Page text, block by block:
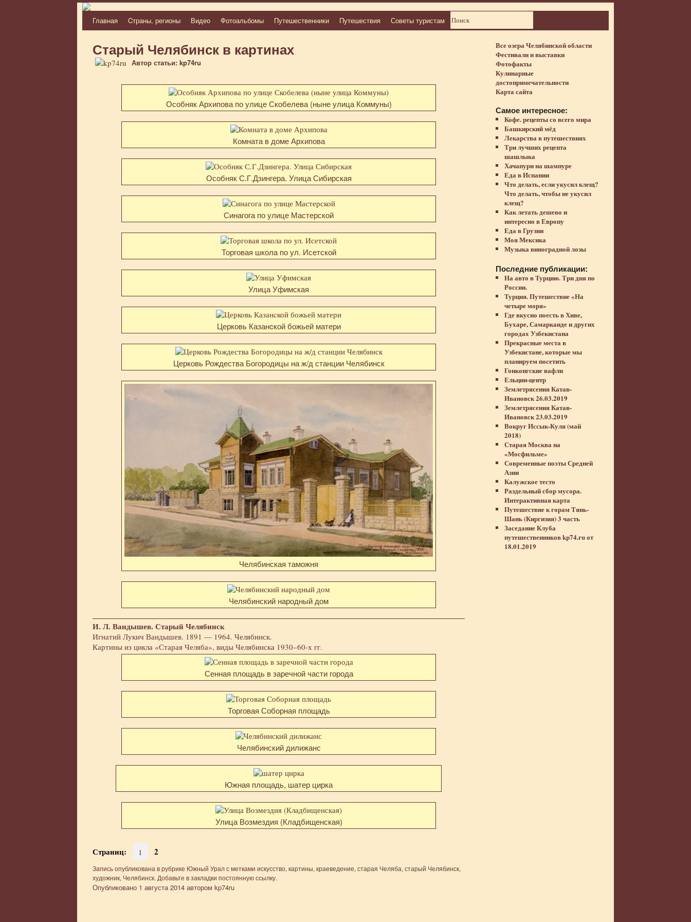
Перейти
содержимому
Главная Cтраны, регионы Видео Фотоальбомы Путешественники Путешествия Советы туристам
Старый Челябинск в картинах
Автор статьи: kp74ru
Особняк Архипова по улице Скобелева (ныне улица Коммуны)
Комната в доме Архипова
Особняк С.Г.Дзингера. Улица Сибирская
Синагога по улице Мастерской
Торговая школа по ул. Исетской
Улица Уфимская
Церковь Казанcкой божьей матери
Церковь Рождества Богородицы на ж/д станции Челябинск
Челябинская таможня
Челябинский народный дом
И. Л. Вандышев. Старый Челябинск
Игнатий Лукич Вандышев. 1891 — 1964. Челябинск.
Картины из цикла «Старая Челяба», виды Челябинска 1930–60-х гг.
Сенная площадь в заречной части города
Торговая Соборная площадь
Челябинский дилижанс
Южная площадь, шатер цирка
Улица Возмездия (Кладбищенская)
Страниц: 1 2
Запись опубликована в рубрике Южный Уралс метками искусство, картины, краеведение, старая Челяба, старый Челябинск,
художник, Челябинск. Добавьте в закладки постоянную ссылку.
Опубликовано 1 августа 2014 автором kp74ru
Все озера Челябинской области
Фестивали и выставки
Фотофакты
Кулинарные
достопримечательности
Карта сайта
Самое интересное:
Кофе. рецепты со всего мира
Башкирский мёд
Лекарства в путешествиях
Три лучших рецепта
шашлыка
Хачапури на шампуре
Еда в Испании
Что делать, если укусил клещ?
Что делать, чтобы не укусил
клещ?
Как летать дешево и
интересно в Европу
Еда в Грузии
Моя Мексика
Музыка виноградной лозы
Последние публикации:
На авто в Турцию. Три дня по
России.
Турция. Путешествие «На
четыре моря»
Где вкусно поесть в Хиве,
Бухаре, Самарканде и других
городах Узбекистана
Прекрасные места в
Узбекистане, которые мы
планируем посетить
Гонконгские вафли
Ельцин-центр
Землетрясения Катав-
Ивановск 26.03.2019
Землетрясения Катав-
Ивановск 23.03.2019
Вокруг Иссык-Куля (май
2018)
Старая Москва на
«Мосфильме»
Современные поэты Средней
Азии
Калужское тесто
Раздельный сбор мусора.
Интерактивная карта
Путешествие к горам Тянь-
Шань (Киргизия) 3 часть
Заседание Клуба
путешественников kp74.ru от
18.01.2019